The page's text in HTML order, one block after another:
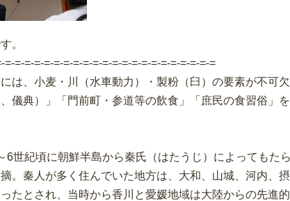
。
=-=-=-=-=-=-=-=-=-=-=-=-=-=-=-=-=-=-=-=-=-=
は、小麦・川（水車動力）・製粉（臼）の要素が不可
儀典）」「門前町・参道等の飲食」「庶民の食習俗」
6世紀頃に朝鮮半島から秦氏（はたうじ）によってもた
。秦人が多く住んでいた地方は、大和、山城、河内、
たとされ、当時から香川と愛媛地域は大陸からの先進